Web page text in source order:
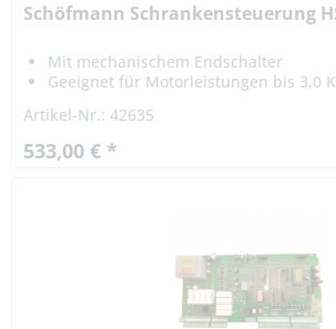
Schöfmann Schrankensteuerung
Mit mechanischem Endschalter
Geeignet für Motorleistungen bis 3,0
Artikel-Nr.: 42635
533,00 € *